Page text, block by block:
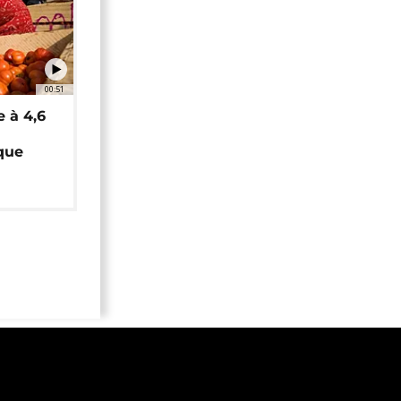
00:51
à 4,6